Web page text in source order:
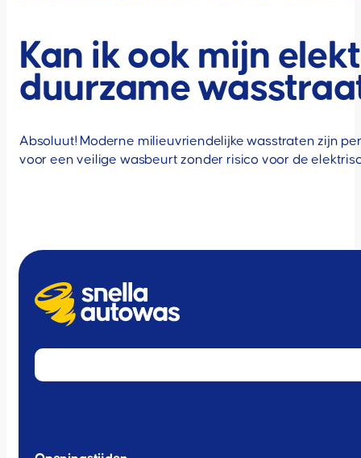
Kan ik ook mijn
duurzame
Absoluut! Moderne milieuvriendelijke wasstraten zijn
voor een veilige wasbeurt zonder risico voor de